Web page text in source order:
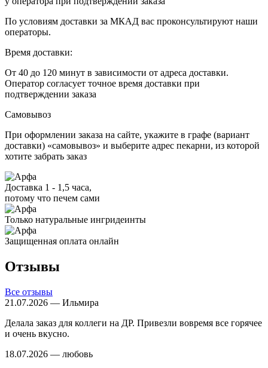
По условиям доставки за МКАД вас проконсультируют наши
операторы.
Время доставки:
От 40 до 120 минут в зависимости от адреса доставки.
Оператор согласует точное время доставки при
подтверждении заказа
Самовывоз
При оформлении заказа на сайте, укажите в графе (вариант
доставки) «самовывоз» и выберите адрес пекарни, из которой
хотите забрать заказ
Доставка 1 - 1,5 часа,
потому что печем сами
Только натуральные ингридеинты
Защищенная оплата онлайн
Отзывы
Все отзывы
21.07.2026 — Ильмира
Делала заказ для коллеги на ДР. Привезли вовремя все горячее
и очень вкусно.
18.07.2026 — любовь